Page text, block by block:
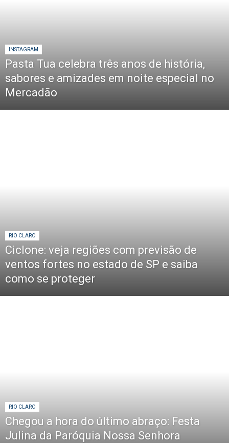
INSTAGRAM
Pasta Tua celebra três anos de história,
sabores e amizades em noite especial no
Mercadão
RIO CLARO
Ciclone: veja regiões com previsão de
ventos fortes no estado de SP e saiba
como se proteger
RIO CLARO
Chegou a hora do último abraço: Festa
Julina da Paróquia Nossa Senhora